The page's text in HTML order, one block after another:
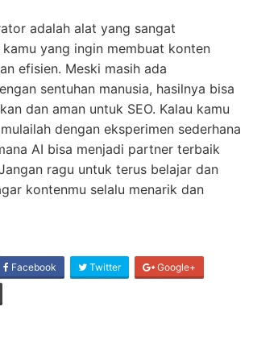
adalah alat yang sangat
yang ingin membuat konten
efisien. Meski masih ada
sentuhan manusia, hasilnya bisa
dan aman untuk SEO. Kalau kamu
dengan eksperimen sederhana
AI bisa menjadi partner terbaik
ragu untuk terus belajar dan
kontenmu selalu menarik dan
Facebook Twitter Google+